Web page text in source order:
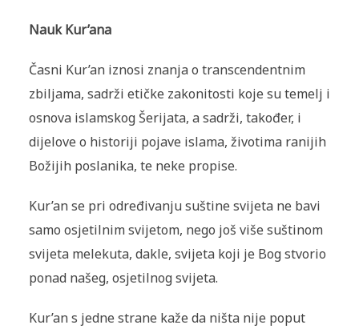
Nauk Kur’ana
Časni Kur’an iznosi znanja o transcendentnim
zbiljama, sadrži etičke zakonitosti koje su temelj i
osnova islamskog Šerijata, a sadrži, također, i
dijelove o historiji pojave islama, životima ranijih
Božijih poslanika, te neke propise.
Kur’an se pri određivanju suštine svijeta ne bavi
samo osjetilnim svijetom, nego još više suštinom
svijeta melekuta, dakle, svijeta koji je Bog stvorio
ponad našeg, osjetilnog svijeta.
Kur’an s jedne strane kaže da ništa nije poput